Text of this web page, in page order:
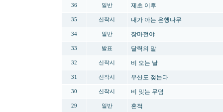
36 일반 제초 이후
35 신작시 내가 아는 은행나무
34 일반 장마전야
33 발표 달력의 말
32 신작시 비 오는 날
31 신작시 우산도 젖는다
30 신작시 비 맞는 무덤
29 일반 흔적